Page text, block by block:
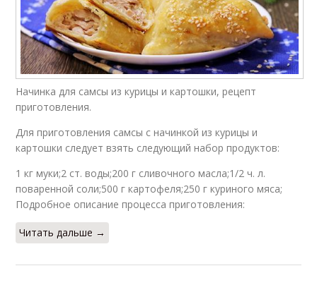
Начинка для самсы из курицы и картошки, рецепт
приготовления.
Для приготовления самсы с начинкой из курицы и
картошки следует взять следующий набор продуктов:
1 кг муки;2 ст. воды;200 г сливочного масла;1/2 ч. л.
поваренной соли;500 г картофеля;250 г куриного мяса;
Подробное описание процесса приготовления:
Читать дальше →